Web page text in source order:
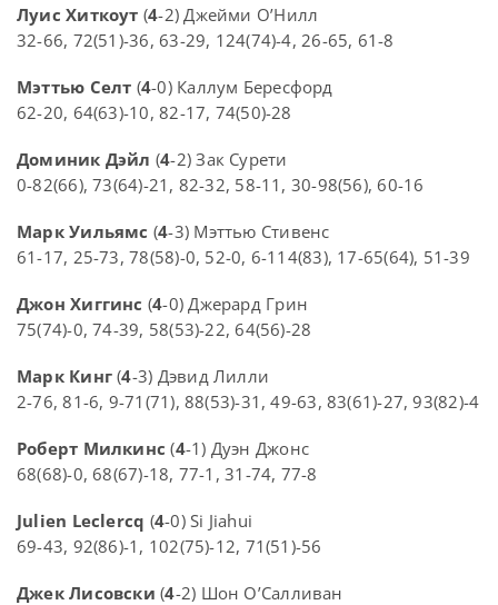
Луис Хиткоут (4-2) Джейми О’Нилл
32-66, 72(51)-36, 63-29, 124(74)-4, 26-65, 61-8
Мэттью Селт (4-0) Каллум Бересфорд
62-20, 64(63)-10, 82-17, 74(50)-28
Доминик Дэйл (4-2) Зак Сурети
0-82(66), 73(64)-21, 82-32, 58-11, 30-98(56), 60-16
Марк Уильямс (4-3) Мэттью Стивенс
61-17, 25-73, 78(58)-0, 52-0, 6-114(83), 17-65(64), 51-39
Джон Хиггинс (4-0) Джерард Грин
75(74)-0, 74-39, 58(53)-22, 64(56)-28
Марк Кинг (4-3) Дэвид Лилли
2-76, 81-6, 9-71(71), 88(53)-31, 49-63, 83(61)-27, 93(82)-4
Роберт Милкинс (4-1) Дуэн Джонс
68(68)-0, 68(67)-18, 77-1, 31-74, 77-8
Julien Leclercq (4-0) Si Jiahui
69-43, 92(86)-1, 102(75)-12, 71(51)-56
Джек Лисовски (4-2) Шон О’Салливан